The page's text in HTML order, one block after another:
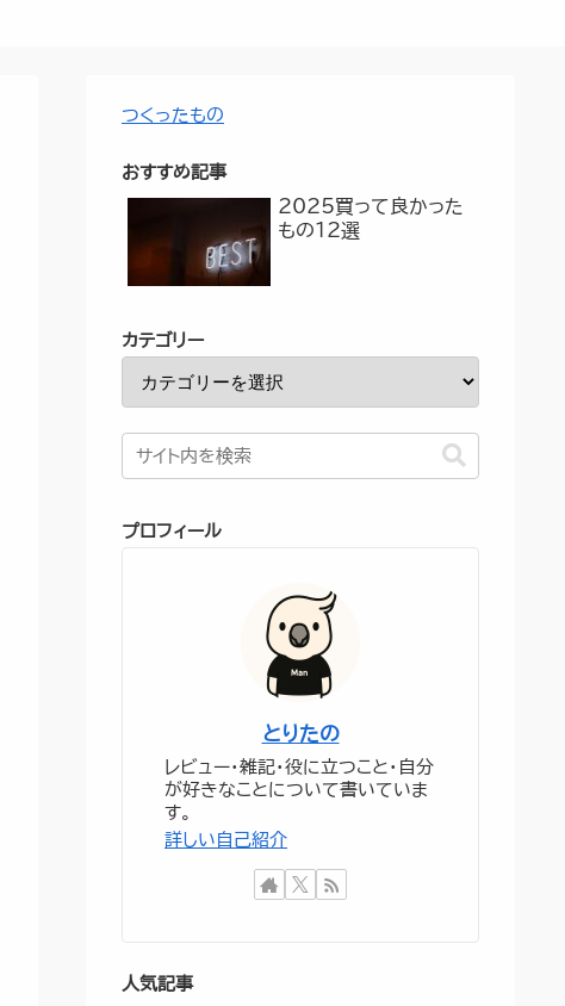
つくったもの
おすすめ記事
2025買って良かった
もの12選
カテゴリー
プロフィール
とりたの
レビュー・雑記・役に立つこと・自分
が好きなことについて書いていま
す。
詳しい自己紹介
人気記事